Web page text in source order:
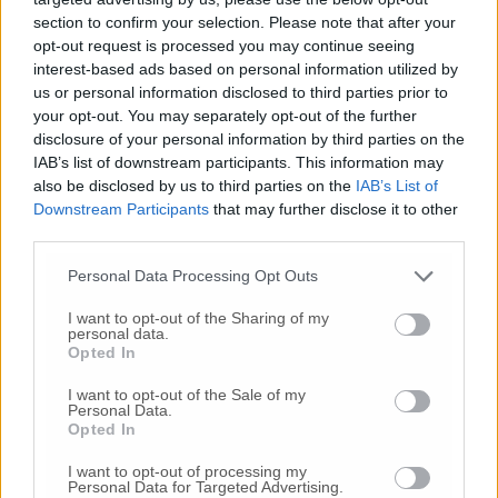
section to confirm your selection. Please note that after your
opt-out request is processed you may continue seeing
interest-based ads based on personal information utilized by
us or personal information disclosed to third parties prior to
your opt-out. You may separately opt-out of the further
disclosure of your personal information by third parties on the
IAB’s list of downstream participants. This information may
also be disclosed by us to third parties on the IAB’s List of
Downstream Participants that may further disclose it to other
Personal Data Processing Opt Outs
I want to opt-out of the Sharing of my
personal data.
Opted In
I want to opt-out of the Sale of my
Personal Data.
Opted In
I want to opt-out of processing my
Personal Data for Targeted Advertising.
© RIPRODUZIONE RISERVATA
Vai alla home
Commenti
Nessun commento presente
Commenta
Commenta l'articolo